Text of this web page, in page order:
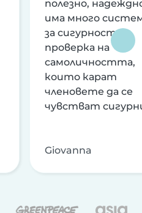
полезно,
има много
за сигурност и
проверка на
самоличността,
които карат
членовете да се
чувстват
Giovanna